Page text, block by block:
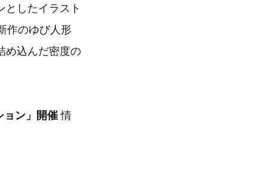
としたイラスト
作のゆび人形
め込んだ密度の
ン」開催 情